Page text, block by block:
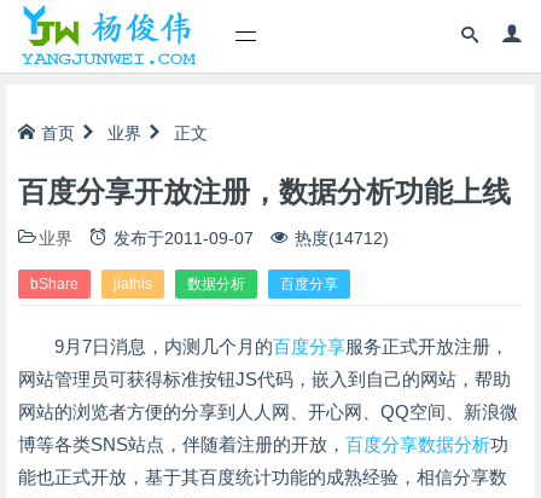
首页 业界 正文
百度分享开放注册，数据分析功能上线
业界 发布于2011-09-07 热度(14712)
bShare jiathis 数据分析 百度分享
9月7日消息，内测几个月的百度分享服务正式开放注册，
网站管理员可获得标准按钮JS代码，嵌入到自己的网站，帮助
网站的浏览者方便的分享到人人网、开心网、QQ空间、新浪微
博等各类SNS站点，伴随着注册的开放， 百度分享数据分析功
能也正式开放，基于其百度统计功能的成熟经验，相信分享数